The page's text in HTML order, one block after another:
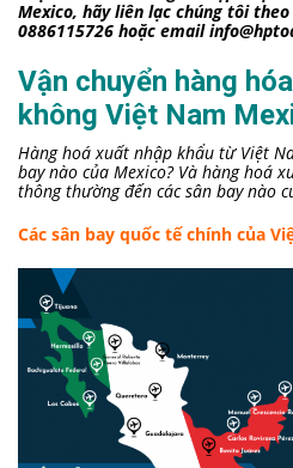
Mexico, hãy liên lạc chúng tôi
0886115726 hoặc email
Vận chuyển hàng
không Việt Nam
Hàng hoá xuất nhập khẩu từ Việt
bay nào của Mexico? Và hàng hoá
thông thường đến các sân bay nào
Các sân bay quốc tế chính của